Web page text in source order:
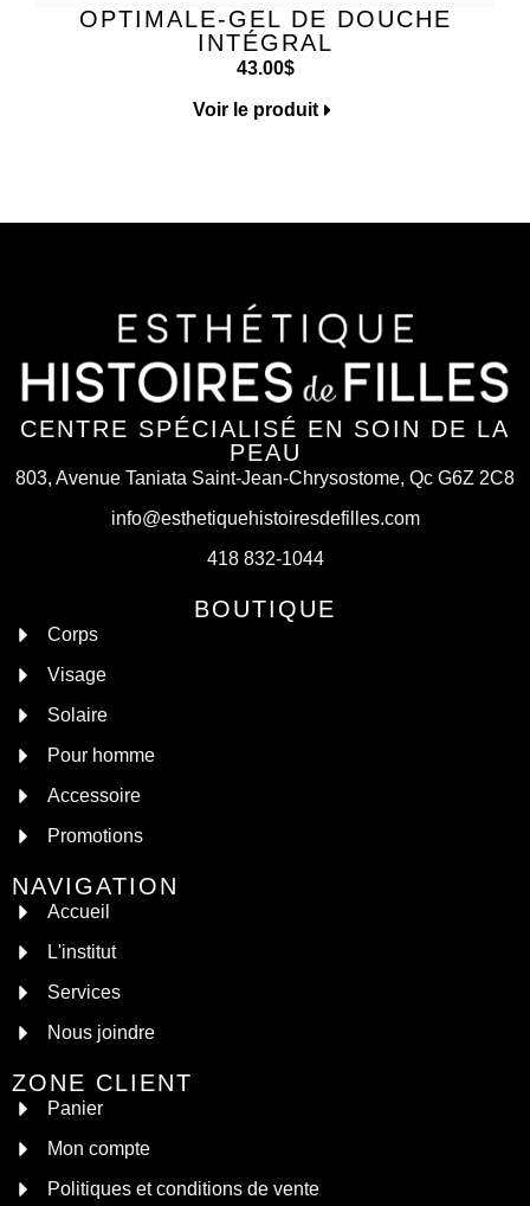
OPTIMALE-GEL DE DOUCHE
INTÉGRAL
43.00$
Voir le produit
CENTRE SPÉCIALISÉ EN SOIN DE LA
PEAU
803, Avenue Taniata Saint-Jean-Chrysostome, Qc G6Z 2C8
info@esthetiquehistoiresdefilles.com
418 832-1044
BOUTIQUE
Corps
Visage
Solaire
Pour homme
Accessoire
Promotions
NAVIGATION
Accueil
L'institut
Services
Nous joindre
ZONE CLIENT
Panier
Mon compte
Politiques et conditions de vente